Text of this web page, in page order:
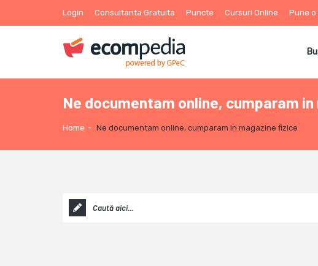
Login Consultanta Gratuita Puncte Cursuri Online Pune
Ne documentam online, cumparam
Home - Ne documentam online, cumparam in magazine fizice